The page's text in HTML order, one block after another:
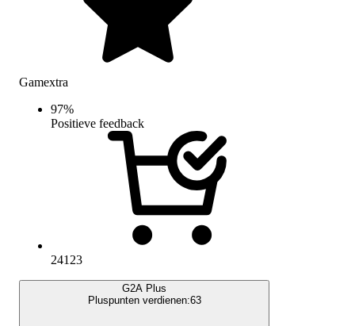
Gamextra
97%
Positieve feedback
24123
G2A Plus
Pluspunten verdienen:63